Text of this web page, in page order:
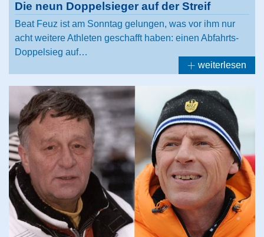
Die neun Doppelsieger auf der Streif
Beat Feuz ist am Sonntag gelungen, was vor ihm nur
acht weitere Athleten geschafft haben: einen Abfahrts-
Doppelsieg auf…
weiterlesen